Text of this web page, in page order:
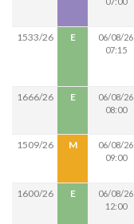
1533/26 E
06/08/26
07:15
1666/26 E
06/08/26
08:00
1509/26 M
06/08/26
09:00
1600/26 E
06/08/26
12:00